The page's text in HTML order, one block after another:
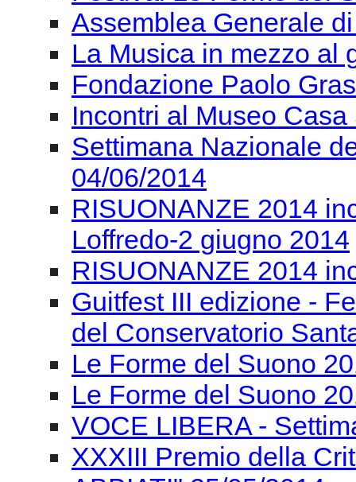
Assemblea Generale
La Musica in mezzo al
Fondazione Paolo
Incontri al Museo
Settimana Nazionale
04/06/2014
RISUONANZE 2014
Loffredo-2 giugno 2014
RISUONANZE 2014
Guitfest III edizione -
del Conservatorio
Le Forme del Suono
Le Forme del Suono
VOCE LIBERA -
XXXIII Premio della